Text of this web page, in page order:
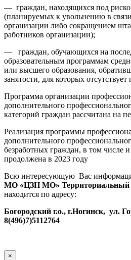
— граждан, находящихся под
(планируемых к увольнению в
организации либо сокращением
работников организации);
— граждан, обучающихся на
образовательным программам
или высшего образования,
занятости, для которых
Программа организации
дополнительного
категорий граждан рассчитана на
Реализация программы
дополнительного
безработных граждан, в том числе
продолжена в 2023 году
Всю интересующую Вас
МО «ЦЗН МО» Территориальный
находится по адресу:
Богородский г.о., г.Ногинск, ул.
8(496)7)5112764
×